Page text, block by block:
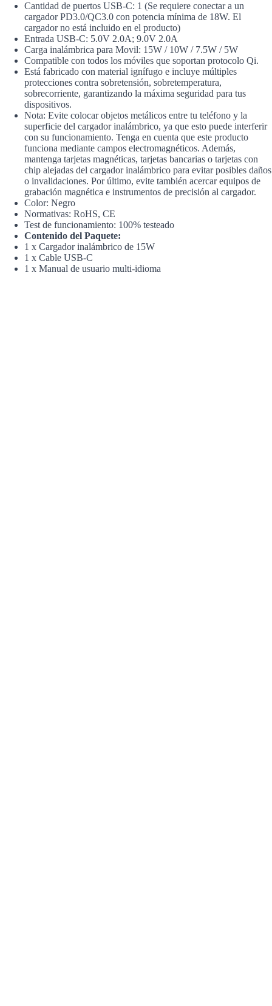
Cantidad de puertos USB-C: 1 (Se requiere conectar a un
cargador PD3.0/QC3.0 con potencia mínima de 18W. El
cargador no está incluido en el producto)
Entrada USB-C: 5.0V 2.0A; 9.0V 2.0A
Carga inalámbrica para Movil: 15W / 10W / 7.5W / 5W
Compatible con todos los móviles que soportan protocolo Qi.
Está fabricado con material ignífugo e incluye múltiples
protecciones contra sobretensión, sobretemperatura,
sobrecorriente, garantizando la máxima seguridad para tus
dispositivos.
Nota: Evite colocar objetos metálicos entre tu teléfono y la
superficie del cargador inalámbrico, ya que esto puede interferir
con su funcionamiento. Tenga en cuenta que este producto
funciona mediante campos electromagnéticos. Además,
mantenga tarjetas magnéticas, tarjetas bancarias o tarjetas con
chip alejadas del cargador inalámbrico para evitar posibles daños
o invalidaciones. Por último, evite también acercar equipos de
grabación magnética e instrumentos de precisión al cargador.
Color: Negro
Normativas: RoHS, CE
Test de funcionamiento: 100% testeado
Contenido del Paquete:
1 x Cargador inalámbrico de 15W
1 x Cable USB-C
1 x Manual de usuario multi-idioma